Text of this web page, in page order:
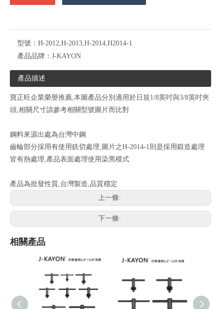
型號： H-2012,H-2013,H-2014,H2014-1
產品品牌： J-KAYON
產品描述
寶正旺企業榮譽推薦,本圖產品分別適用於日規1/8英吋與3/8英吋夾
頭,相關尺寸請參考相關型號圖片而比對
鋼料來源出處為台灣中鋼
齒輪部分採用有使用銑切處理,圖片之H-2014-1則是採用鍛造處理
皆有熱處理,產品表面處理使用染黑模式
產品為批發性質,台灣製造,品質穩定
上一條:
下一條:
相關產品